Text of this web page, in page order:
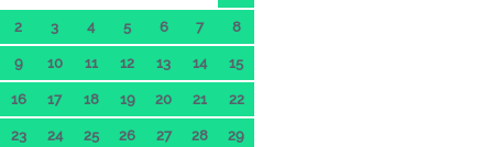
2 3 4 5 6 7 8
9 10 11 12 13 14 15
16 17 18 19 20 21 22
23 24 25 26 27 28 29